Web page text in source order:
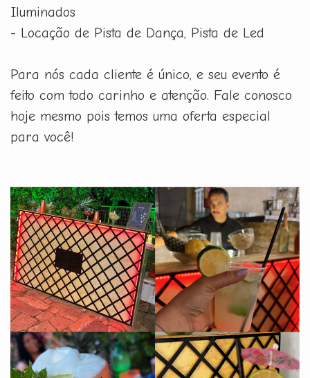
Iluminados
- Locação de Pista de Dança, Pista de Led
Para nós cada cliente é único, e seu evento é
feito com todo carinho e atenção. Fale conosco
hoje mesmo pois temos uma oferta especial
para você!